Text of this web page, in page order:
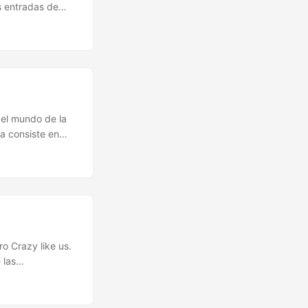
entradas de
sistema que
cuando el
mundo de la
consiste en
que
Crazy like us.
las
en el tiempo —